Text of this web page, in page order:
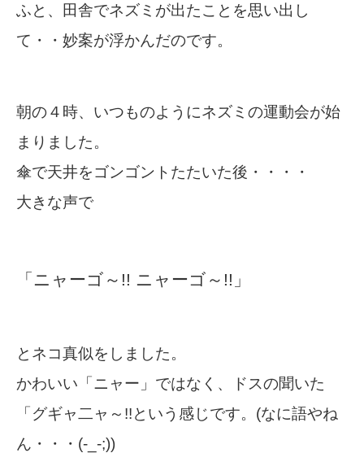
ふと、田舎でネズミが出たことを思い出し
て・・妙案が浮かんだのです。
朝の４時、いつものようにネズミの運動会が始
まりました。
傘で天井をゴンゴントたたいた後・・・・
大きな声で
「ニャーゴ～!! ニャーゴ～!!」
とネコ真似をしました。
かわいい「ニャー」ではなく、ドスの聞いた
「グギャ二ャ～!!という感じです。(なに語やね
ん・・・(-_-;))